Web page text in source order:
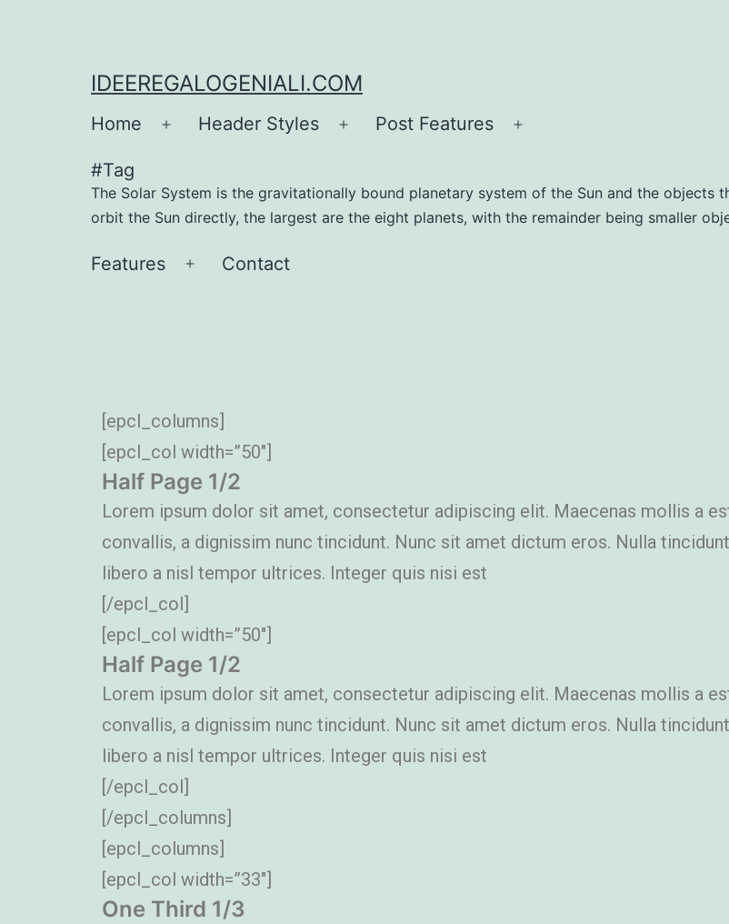
IDEEREGALOGENIALI.COM
Home Header Styles Post Features
#Tag
The Solar System is the gravitationally bound planetary system of the Sun and the
orbit the Sun directly, the largest are the eight planets, with the remainder being smaller
Features Contact
[epcl_columns]
[epcl_col width=”50″]
Half Page 1/2
Lorem ipsum dolor sit amet, consectetur adipiscing elit. Maecenas mollis a
convallis, a dignissim nunc tincidunt. Nunc sit amet dictum eros. Nulla
libero a nisl tempor ultrices. Integer quis nisi est
[/epcl_col]
[epcl_col width=”50″]
Half Page 1/2
Lorem ipsum dolor sit amet, consectetur adipiscing elit. Maecenas mollis a
convallis, a dignissim nunc tincidunt. Nunc sit amet dictum eros. Nulla
libero a nisl tempor ultrices. Integer quis nisi est
[/epcl_col]
[/epcl_columns]
[epcl_columns]
[epcl_col width=”33″]
One Third 1/3